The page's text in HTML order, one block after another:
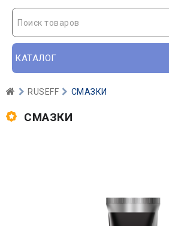
Поиск товаров
КАТАЛОГ
RUSEFF СМАЗКИ
СМАЗКИ